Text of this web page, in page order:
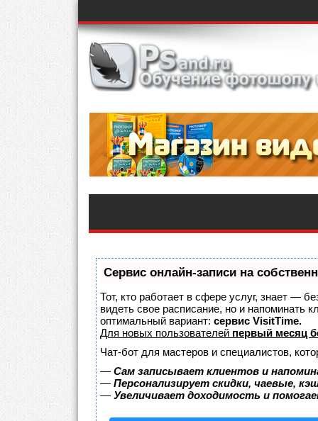
Сервис онлайн-записи на
Тот, кто работает в сфере услуг, знает —
видеть свое расписание, но и
оптимальный вариант: сервис VisitTime.
Для новых пользователей первый месяц
Чат-бот для мастеров и специалистов,
— Сам записывает клиентов и
— Персонализирует скидки, чаевые,
— Увеличивает доходимость и